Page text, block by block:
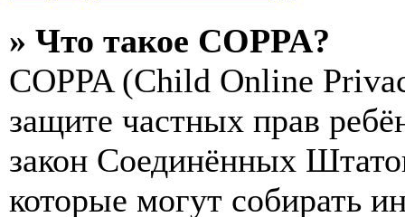
» Что такое COPPA?
COPPA (Child Online
защите частных прав
закон Соединённых
которые могут собирать